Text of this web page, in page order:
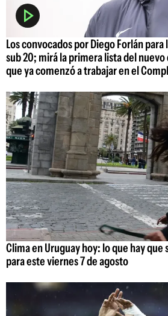
Los convocados por Diego Forlán
sub 20; mirá la primera lista del
que ya comenzó a trabajar en el
Clima en Uruguay hoy: lo que hay
para este viernes 7 de agosto